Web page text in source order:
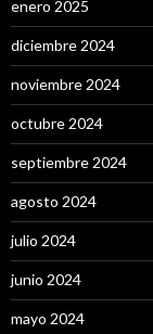
enero 2025
diciembre 2024
noviembre 2024
octubre 2024
septiembre 2024
agosto 2024
julio 2024
junio 2024
mayo 2024